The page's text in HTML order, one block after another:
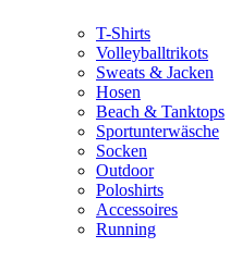
T-Shirts
Volleyballtrikots
Sweats & Jacken
Hosen
Beach & Tanktops
Sportunterwäsche
Socken
Outdoor
Poloshirts
Accessoires
Running